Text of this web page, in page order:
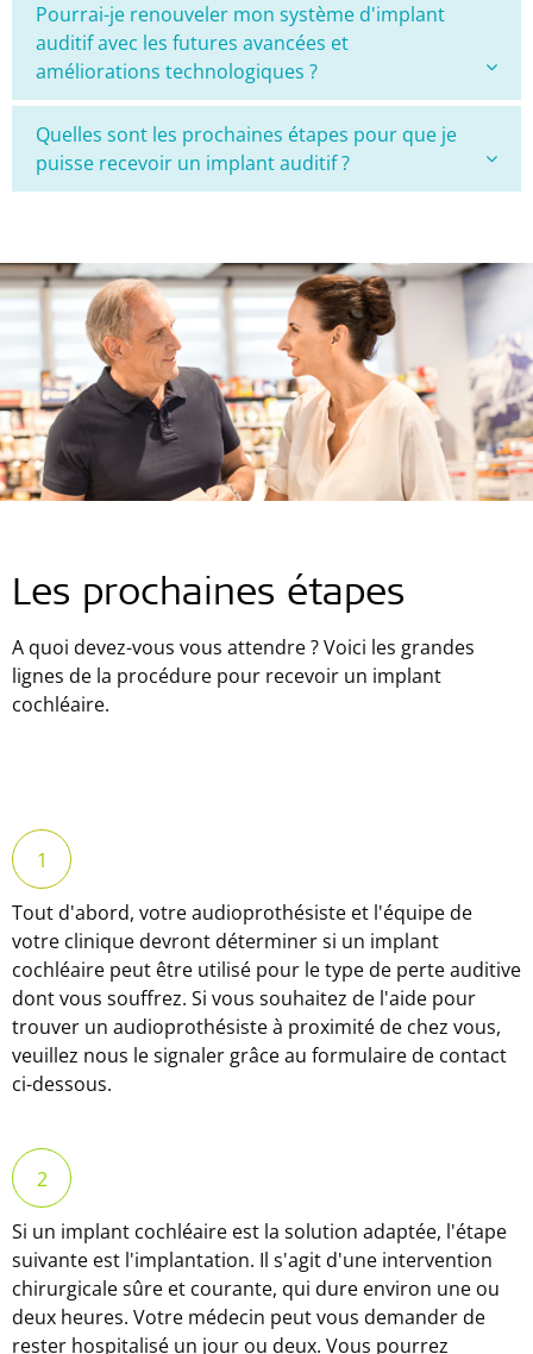
Pourrai-je renouveler mon système d'implant
auditif avec les futures avancées et
améliorations technologiques ?
Quelles sont les prochaines étapes pour que je
puisse recevoir un implant auditif ?
Les prochaines étapes
A quoi devez-vous vous attendre ? Voici les grandes
lignes de la procédure pour recevoir un implant
cochléaire.
Tout d'abord, votre audioprothésiste et l'équipe de
votre clinique devront déterminer si un implant
cochléaire peut être utilisé pour le type de perte auditive
dont vous souffrez. Si vous souhaitez de l'aide pour
trouver un audioprothésiste à proximité de chez vous,
veuillez nous le signaler grâce au formulaire de contact
ci-dessous.
Si un implant cochléaire est la solution adaptée, l'étape
suivante est l'implantation. Il s'agit d'une intervention
chirurgicale sûre et courante, qui dure environ une ou
deux heures. Votre médecin peut vous demander de
rester hospitalisé un jour ou deux. Vous pourrez